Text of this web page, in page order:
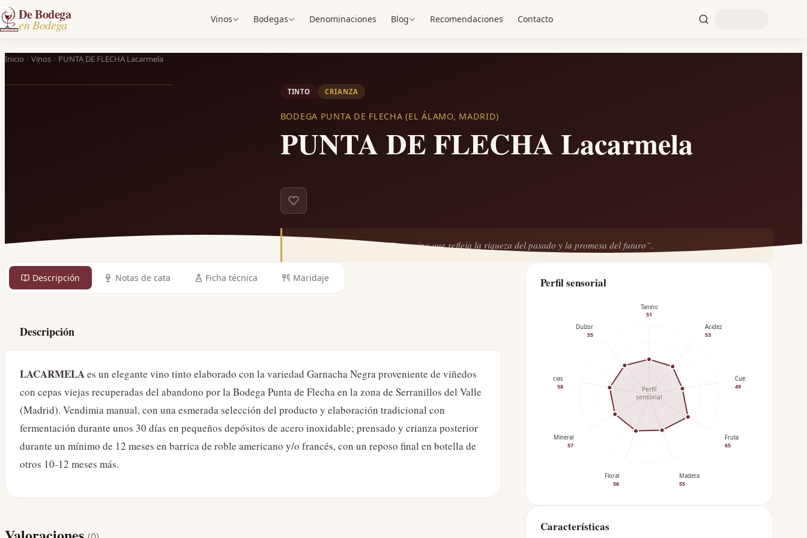
De Bodega
en Bodega Vinos Bodegas Denominaciones Blog Recomendaciones Contacto
Inicio Vinos PUNTA DE FLECHA Lacarmela
TINTO CRIANZA
BODEGA PUNTA DE FLECHA (EL ÁLAMO, MADRID)
PUNTA DE FLECHA Lacarmela
Dicen de este vino que:“Es un vino que refleja la riqueza del pasado y la promesa del futuro”.
Descripción Notas de cata Ficha técnica Maridaje
Descripción
LACARMELAes un elegante vino tinto elaborado con la variedad Garnacha Negra proveniente de viñedos
con cepas viejas recuperadas del abandono por la Bodega Punta de Flecha en la zona de Serranillos del Valle
(Madrid). Vendimia manual, con una esmerada selección del producto y elaboración tradicional con
fermentación durante unos 30 días en pequeños depósitos de acero inoxidable; prensado y crianza posterior
durante un mínimo de 12 meses en barrica de roble americano y/o francés, con un reposo final en botella de
otros 10-12 meses más.
Perfil sensorial
Tanino
51
Acidez
53
Cuerpo
49
Fruta
65
Madera
55
Floral
56
Mineral
57
Especias
58
Dulzor
55
Perfil
sensorial
Características